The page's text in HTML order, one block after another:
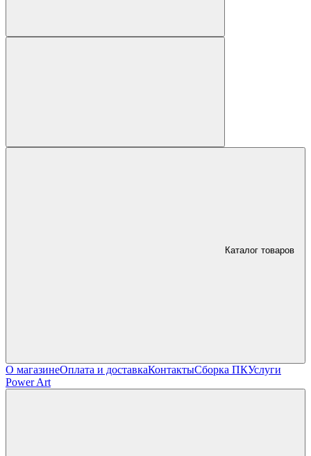
Каталог товаров
О магазинеОплата и доставкаКонтактыСборка ПКУслуги
Power Art